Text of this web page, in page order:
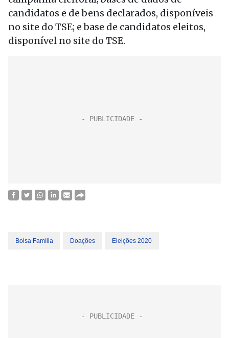
candidatos e de bens declarados, disponíveis
no site do TSE; e base de candidatos eleitos,
disponível no site do TSE.
Bolsa Família Doações Eleições 2020